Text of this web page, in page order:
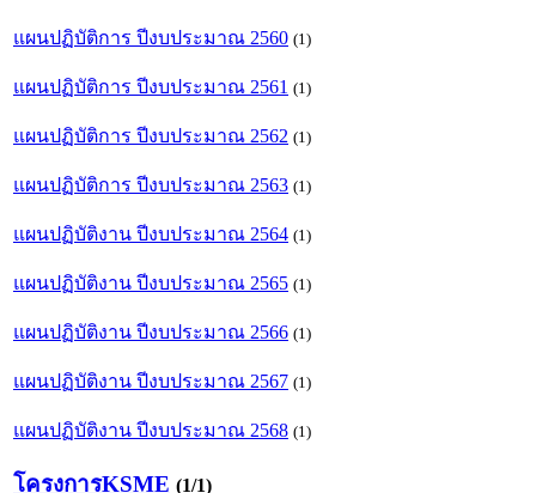
แผนปฏิบัติการ ปีงบประมาณ 2560 (1)
แผนปฏิบัติการ ปีงบประมาณ 2561 (1)
แผนปฏิบัติการ ปีงบประมาณ 2562 (1)
แผนปฏิบัติการ ปีงบประมาณ 2563 (1)
แผนปฏิบัติงาน ปีงบประมาณ 2564 (1)
แผนปฏิบัติงาน ปีงบประมาณ 2565 (1)
แผนปฏิบัติงาน ปีงบประมาณ 2566 (1)
แผนปฏิบัติงาน ปีงบประมาณ 2567 (1)
แผนปฏิบัติงาน ปีงบประมาณ 2568 (1)
โครงการKSME (1/1)